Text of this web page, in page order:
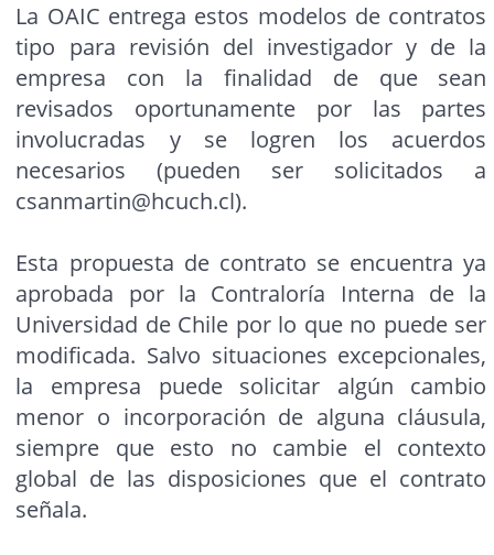
La OAIC entrega estos modelos de contratos
tipo para revisión del investigador y de la
empresa con la finalidad de que sean
revisados oportunamente por las partes
involucradas y se logren los acuerdos
necesarios (pueden ser solicitados a
csanmartin@hcuch.cl).
Esta propuesta de contrato se encuentra ya
aprobada por la Contraloría Interna de la
Universidad de Chile por lo que no puede ser
modificada. Salvo situaciones excepcionales,
la empresa puede solicitar algún cambio
menor o incorporación de alguna cláusula,
siempre que esto no cambie el contexto
global de las disposiciones que el contrato
señala.